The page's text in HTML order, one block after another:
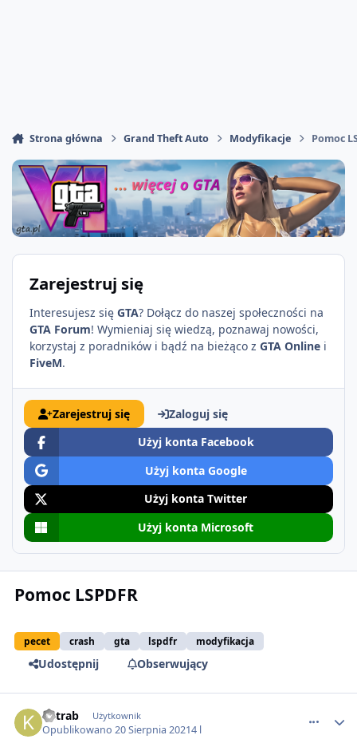
Strona główna Grand Theft Auto Modyfikacje Pomoc
Zarejestruj się
Interesujesz się GTA? Dołącz do naszej społeczności na
GTA Forum! Wymieniaj się wiedzą, poznawaj nowości,
korzystaj z poradników i bądź na bieżąco z GTA Online i
FiveM.
Zarejestruj się
Zaloguj się
Użyj konta Facebook
Użyj konta Google
Użyj konta Twitter
Użyj konta Microsoft
Pomoc LSPDFR
pecet crash gta lspdfr modyfikacja
Udostępnij Obserwujący
Ketrab Użytkownik
Opublikowano20 Sierpnia 20214 l